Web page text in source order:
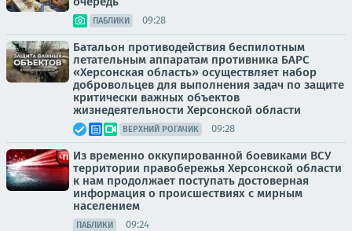
ПАБЛИКИ 09:28
Батальон противодействия беспилотным
летательным аппаратам противника БАРС
«Херсонская область» осуществляет набор
добровольцев для выполнения задач по защите
критически важных объектов
жизнедеятельности Херсонской области
ВЕРХНИЙ РОГАЧИК 09:28
Из временно оккупированной боевиками ВСУ
территории правобережья Херсонской области
к нам продолжает поступать достоверная
информация о происшествиях с мирным
населением
ПАБЛИКИ 09:24